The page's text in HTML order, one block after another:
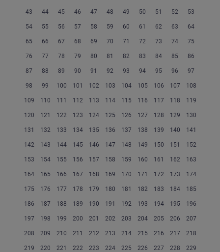
43 44 45 46 47 48 49 50 51 52 53
54 55 56 57 58 59 60 61 62 63 64
65 66 67 68 69 70 71 72 73 74 75
76 77 78 79 80 81 82 83 84 85 86
87 88 89 90 91 92 93 94 95 96 97
98 99 100 101 102 103 104 105 106 107 108
109 110 111 112 113 114 115 116 117 118 119
120 121 122 123 124 125 126 127 128 129 130
131 132 133 134 135 136 137 138 139 140 141
142 143 144 145 146 147 148 149 150 151 152
153 154 155 156 157 158 159 160 161 162 163
164 165 166 167 168 169 170 171 172 173 174
175 176 177 178 179 180 181 182 183 184 185
186 187 188 189 190 191 192 193 194 195 196
197 198 199 200 201 202 203 204 205 206 207
208 209 210 211 212 213 214 215 216 217 218
219 220 221 222 223 224 225 226 227 228 229